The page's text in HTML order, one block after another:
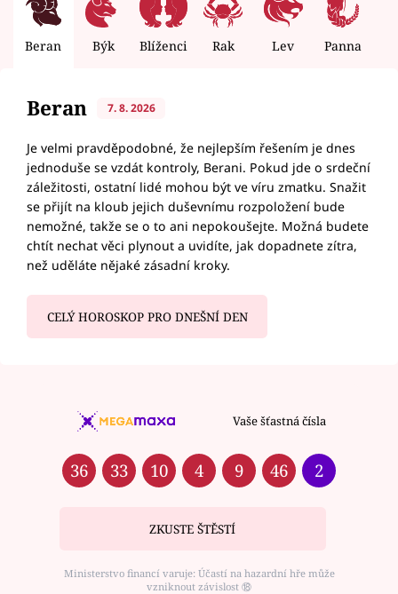
Beran Býk Blíženci Rak Lev Panna
Beran 7. 8. 2026
Je velmi pravděpodobné, že nejlepším řešením je dnes
jednoduše se vzdát kontroly, Berani. Pokud jde o srdeční
záležitosti, ostatní lidé mohou být ve víru zmatku. Snažit
se přijít na kloub jejich duševnímu rozpoložení bude
nemožné, takže se o to ani nepokoušejte. Možná budete
chtít nechat věci plynout a uvidíte, jak dopadnete zítra,
než uděláte nějaké zásadní kroky.
CELÝ HOROSKOP PRO DNEŠNÍ DEN
Vaše šťastná čísla
36 33 10 4 9 46 2
ZKUSTE ŠTĚSTÍ
Ministerstvo financí varuje: Účastí na hazardní hře může
vzniknout závislost ⑱